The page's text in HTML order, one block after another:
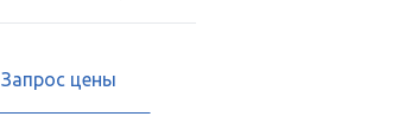
Запрос цены